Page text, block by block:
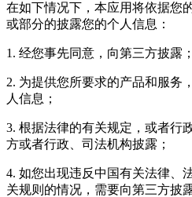
在如下情况下，本应用将依据您
或部分的披露您的个人信息：
1. 经您事先同意，向第三方披露；
2. 为提供您所要求的产品和服务
人信息；
3. 根据法律的有关规定，或者行
方或者行政、司法机构披露；
4. 如您出现违反中国有关法律、
关规则的情况，需要向第三方披